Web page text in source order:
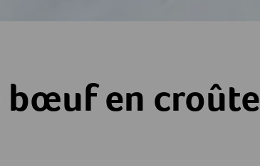
bœuf en croûte